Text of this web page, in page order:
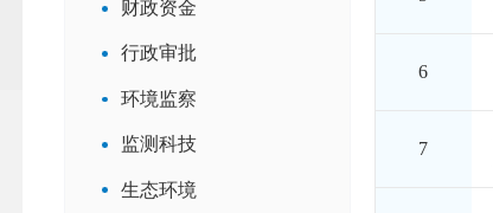
财政资金
行政审批
环境监察
监测科技
生态环境
6
7